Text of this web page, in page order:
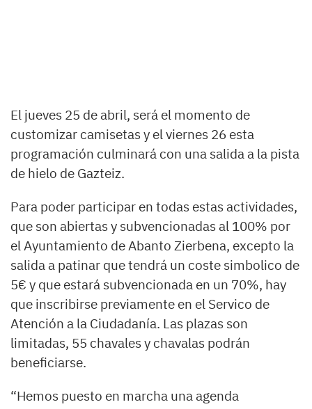
El jueves 25 de abril, será el momento de
customizar camisetas y el viernes 26 esta
programación culminará con una salida a la pista
de hielo de Gazteiz.
Para poder participar en todas estas actividades,
que son abiertas y subvencionadas al 100% por
el Ayuntamiento de Abanto Zierbena, excepto la
salida a patinar que tendrá un coste simbolico de
5€ y que estará subvencionada en un 70%, hay
que inscribirse previamente en el Servico de
Atención a la Ciudadanía. Las plazas son
limitadas, 55 chavales y chavalas podrán
beneficiarse.
“Hemos puesto en marcha una agenda